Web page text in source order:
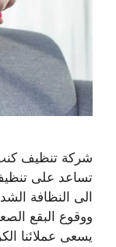
شركة تنظيف
تساعد على
الى النظافة
ووقوع البقع
يسعى عملائنا